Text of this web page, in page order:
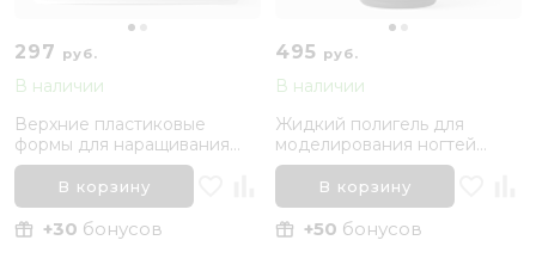
297 руб.
В наличии
Верхние пластиковые
формы для наращивания
ногтей, Cильный изгиб
Kapous Nails, 120 шт
В корзину
+30 бонусов
495 руб.
В наличии
Жидкий полигель для
моделирования ногтей
«ShapeNail» Kapous,
Молочные сладости
В корзину
+50 бонусов